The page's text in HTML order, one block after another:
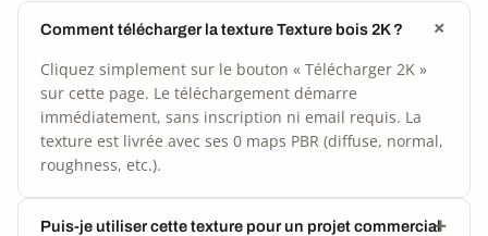
Comment télécharger la texture Texture bois 2K ?
Cliquez simplement sur le bouton « Télécharger 2K »
sur cette page. Le téléchargement démarre
immédiatement, sans inscription ni email requis. La
texture est livrée avec ses 0 maps PBR (diffuse, normal,
roughness, etc.).
Puis-je utiliser cette texture pour un projet commercial